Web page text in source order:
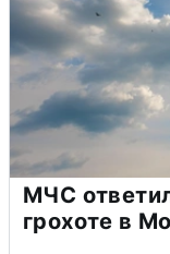
МЧС
грохоте в